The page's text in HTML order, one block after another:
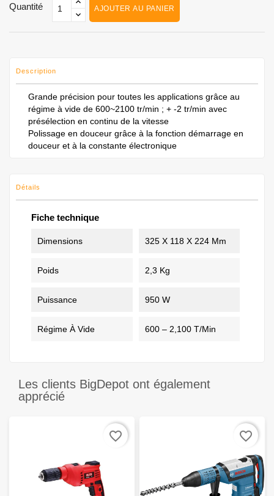
Quantité AJOUTER AU PANIER
Description
Grande précision pour toutes les applications grâce au
régime à vide de 600~2100 tr/min ; + -2 tr/min avec
présélection en continu de la vitesse
Polissage en douceur grâce à la fonction démarrage en
douceur et à la constante électronique
Détails
Fiche technique
Dimensions 325 X 118 X 224 Mm
Poids 2,3 Kg
Puissance 950 W
Régime À Vide 600 – 2,100 T/min
Les clients BigDepot ont également
apprécié
favorite_border favorite_border